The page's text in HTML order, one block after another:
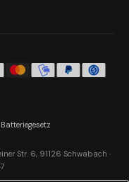
Str. 6, 91126 Schwabach ·
Batteriegesetz